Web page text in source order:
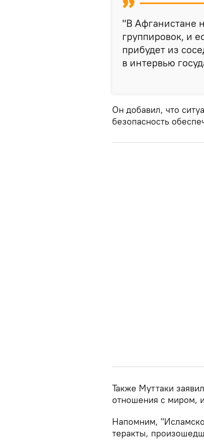
"В Афганистане
группировок, и
прибудет из
в интервью
Он добавил, что
безопасность
Также Муттаки
отношения с миром,
Напомним,
теракты,